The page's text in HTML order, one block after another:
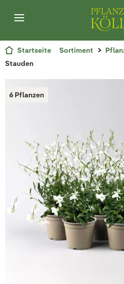
Startseite Sortiment
Stauden
6 Pflanzen